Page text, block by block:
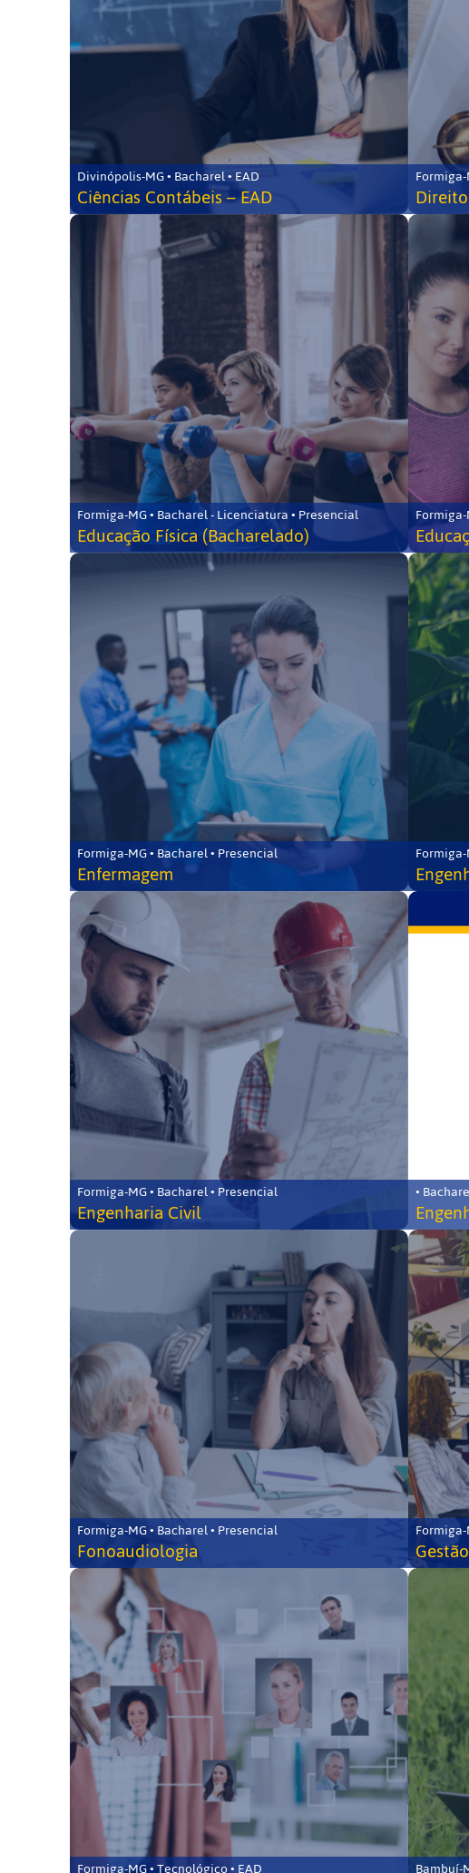
Divinópolis-MG • Bacharel • EAD
Ciências Contábeis – EAD Direito
Formiga-MG • Bacharel - Licenciatura • Presencial
Educação Física (Bacharelado)
Formiga-MG • Bacharel • Presencial
Enfermagem
Formiga-MG • Bacharel • Presencial
Engenharia Civil
•
Formiga-MG • Bacharel • Presencial
Fonoaudiologia